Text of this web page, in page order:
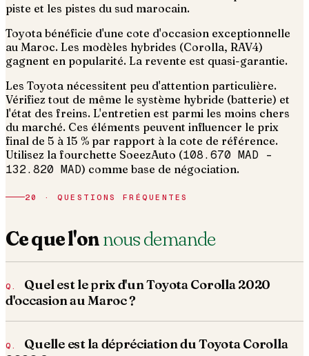
piste et les pistes du sud marocain.
Toyota bénéficie d'une cote d'occasion exceptionnelle
au Maroc. Les modèles hybrides (Corolla, RAV4)
gagnent en popularité. La revente est quasi-garantie.
Les Toyota nécessitent peu d'attention particulière.
Vérifiez tout de même le système hybride (batterie) et
l'état des freins. L'entretien est parmi les moins chers
du marché. Ces éléments peuvent influencer le prix
final de 5 à 15 % par rapport à la cote de référence.
Utilisez la fourchette SoeezAuto (108.670 MAD –
132.820 MAD) comme base de négociation.
20 · QUESTIONS FRÉQUENTES
Ce que l'onnous demande
Quel est le prix d'un Toyota Corolla 2020
d'occasion au Maroc ?
Quelle est la dépréciation du Toyota Corolla